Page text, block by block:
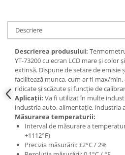
Scule fixare distributie
Alfa romeo
Audi
Bmw
Chevrolet
Chrysler
Citroen
Dacia
Fiat
Ford
Descriere
Descrierea produsului:
YT-73200 cu ecran LCD mare și color
extinsă. Dispune de setare de emisie
facilitează munca, cum ar fi max/
ridicate și scăzute și funcție de
Aplicații: Va fi utilizat în multe
industria auto, alimentație, industria
Măsurarea temperaturii:
Interval de măsurare a
+1112°F)
Precizia măsurării: ±2°C / 2%